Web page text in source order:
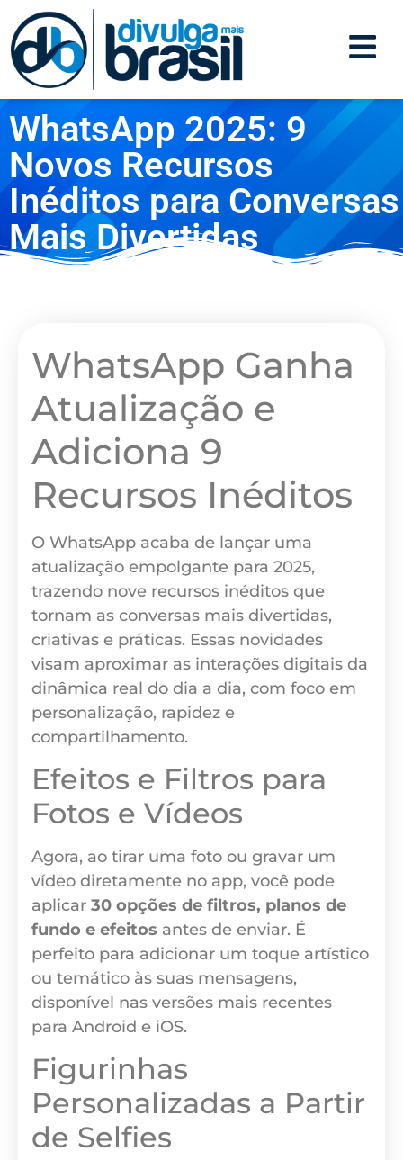
WhatsApp 2025: 9
Novos Recursos
Inéditos para Conversas
Mais Divertidas
WhatsApp Ganha
Atualização e
Adiciona 9
Recursos Inéditos
O WhatsApp acaba de lançar uma
atualização empolgante para 2025,
trazendo nove recursos inéditos que
tornam as conversas mais divertidas,
criativas e práticas. Essas novidades
visam aproximar as interações digitais da
dinâmica real do dia a dia, com foco em
personalização, rapidez e
compartilhamento.
Efeitos e Filtros para
Fotos e Vídeos
Agora, ao tirar uma foto ou gravar um
vídeo diretamente no app, você pode
aplicar 30 opções de filtros, planos de
fundo e efeitos antes de enviar. É
perfeito para adicionar um toque artístico
ou temático às suas mensagens,
disponível nas versões mais recentes
para Android e iOS.
Figurinhas
Personalizadas a Partir
de Selfies